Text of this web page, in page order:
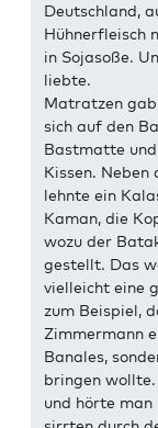
Deutschland,
Hühnerfleisch
in Sojasoße.
liebte.
Matratzen
sich auf den
Bastmatte
Kissen.
lehnte ein
Kaman, die
wozu der
gestellt. Das
vielleicht eine
zum Beispiel,
Zimmermann
Banales,
bringen wollte.
und hörte man